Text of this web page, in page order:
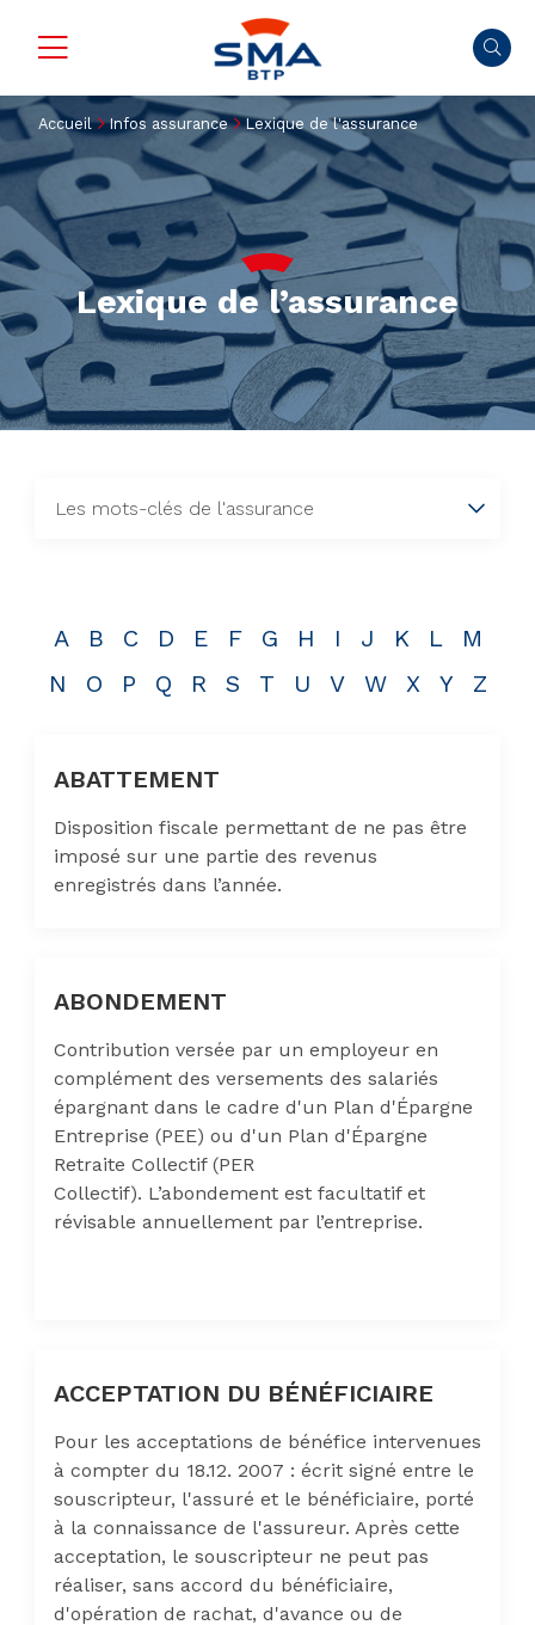
Accueil Infos assurance Lexique de l'assurance
Lexique de l’assurance
A B C D E F G H I J K L
M
N
O P Q R S T U V W X Y Z
ABATTEMENT
Disposition fiscale permettant de ne pas être
imposé sur une partie des revenus
enregistrés dans l’année.
ABONDEMENT
Contribution versée par un employeur en
complément des versements des salariés
épargnant dans le cadre d'un Plan d'Épargne
Entreprise (PEE) ou d'un Plan d'Épargne
Retraite Collectif (PER
Collectif). L’abondement est facultatif et
révisable annuellement par l’entreprise.
ACCEPTATION DU BÉNÉFICIAIRE
Pour les acceptations de bénéfice intervenues
à compter du 18.12. 2007 : écrit signé entre le
souscripteur, l'assuré et le bénéficiaire, porté
à la connaissance de l'assureur. Après cette
acceptation, le souscripteur ne peut pas
réaliser, sans accord du bénéficiaire,
d'opération de rachat, d'avance ou de